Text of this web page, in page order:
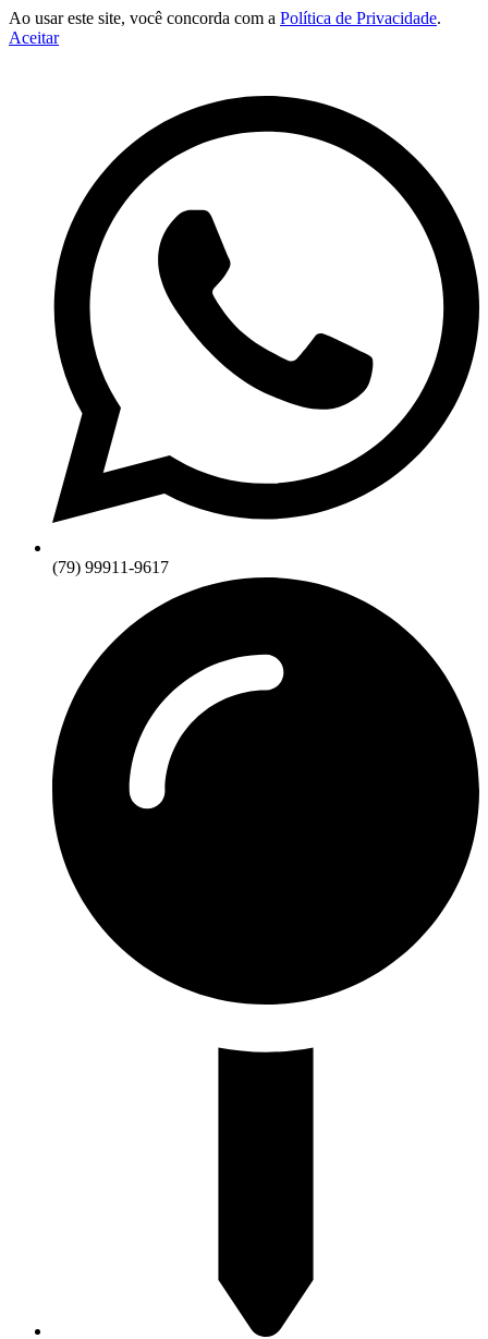
Ao usar este site, você concorda com a Política de Privacidade.
Aceitar
(79) 99911-9617